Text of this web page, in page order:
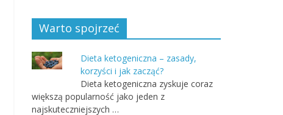
Warto spojrzeć
Dieta ketogeniczna – zasady,
korzyści i jak zacząć?
Dieta ketogeniczna zyskuje coraz
większą popularność jako jeden z
najskuteczniejszych …